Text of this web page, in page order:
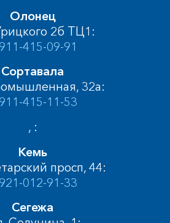
Олонец
2б ТЦ1:
415-09-91
Сортавала
32а:
415-11-53
, :
Кемь
просп, 44:
012-91-33
Сегежа